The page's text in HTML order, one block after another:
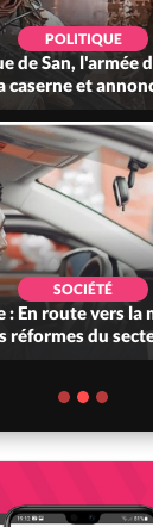
POLITIQUE
de San, l'armée
caserne et
SOCIÉTÉ
: En route vers la
réformes du